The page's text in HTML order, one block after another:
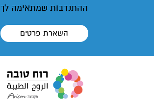
ההתנדבות שמתאימה לך
השארת פרטים